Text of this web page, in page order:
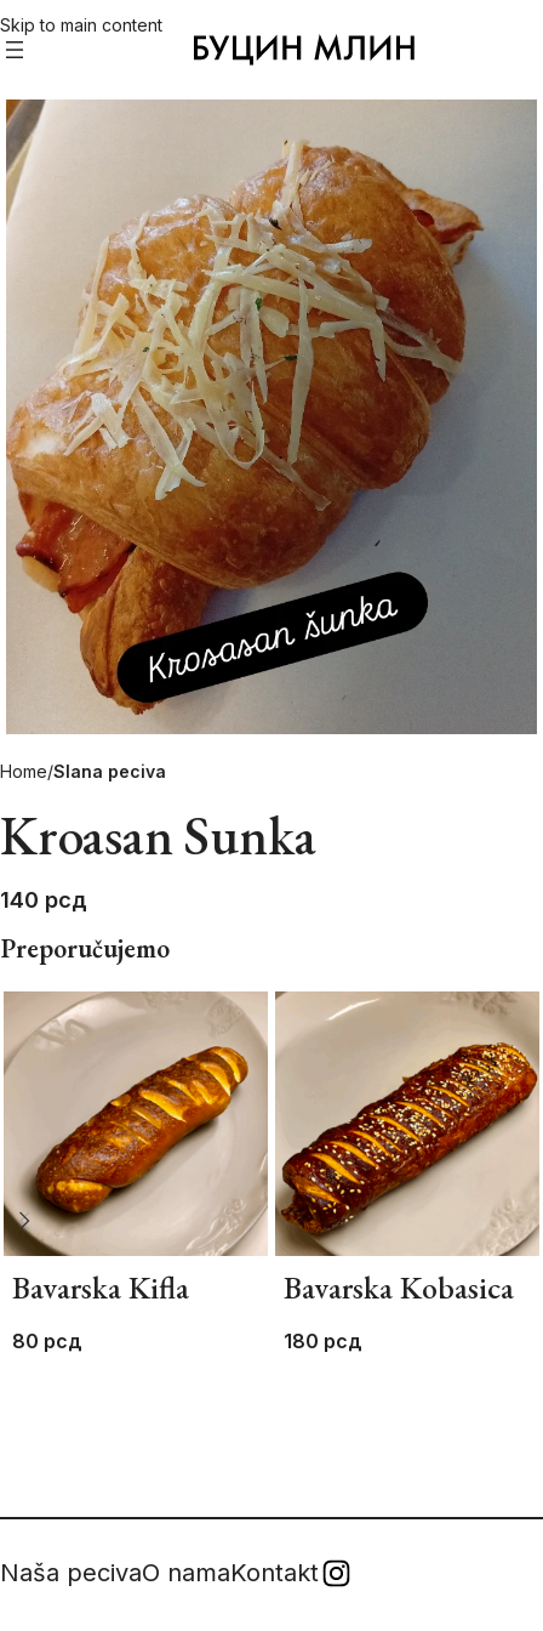
Skip to main content
Home Slana peciva
Kroasan Sunka
140 рсд
Preporučujemo
Bavarska Kifla
80 рсд
Bavarska Kobasica
180 рсд
Naša pecivaO namaKontakt